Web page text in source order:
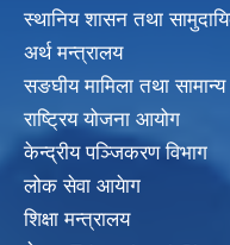
स्थानिय शासन तथा
अर्थ मन्त्रालय
सङघीय मामिला तथा
राष्ट्रिय योजना आयोग
केन्द्रीय पञ्जिकरण विभाग
लोक सेवा आयेाग
शिक्षा मन्त्रालय